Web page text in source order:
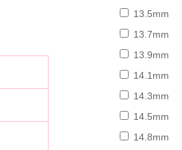
13.5mm
13.7mm
13.9mm
14.1mm
14.3mm
14.5mm
14.8mm